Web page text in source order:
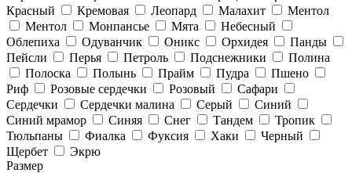
Красный
Кремовая Леопард Малахит
Ментол
Ментол
Монпансье Мята
Небесный
Облепиха
Одуванчик Оникс Орхидея
Панды
Пейсли
Перья Петроль Подснежники
Полина
Полоска
Полынь Прайм Пудра
Пшено
Риф
Розовые сердечки Розовый
Сафари
Сердечки
Сердечки малина Серый
Синий
Синий мрамор
Синяя Снег Тандем
Тропик
Тюльпаны
Фиалка Фуксия Хаки
Черный
Щербет
Экрю
Размер